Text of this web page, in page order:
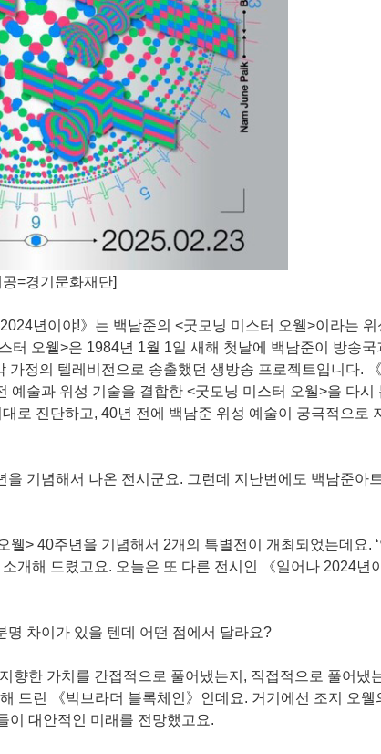
공=경기문화재단]
년이야!》는 백남준의 <굿모닝 미스터 오웰>이라는
터 오웰>은 1984년 1월 1일 새해 첫날에 백남준이 방송국
정의 텔레비전으로 송출했던 생방송 프로젝트입니다.
예술과 위성 기술을 결합한 <굿모닝 미스터 오웰>을 다시
로 진단하고, 40년 전에 백남준 위성 예술이 궁극적으로
기념해서 나온 전시군요. 그런데 지난번에도 백남준아
> 40주년을 기념해서 2개의 특별전이 개최되었는데요.
개해 드렸고요. 오늘은 또 다른 전시인 《일어나 2024년
차이가 있을 텐데 어떤 점에서 달라요?
한 가치를 간접적으로 풀어냈는지, 직접적으로 풀어냈
드린 《빅브라더 블록체인》인데요. 거기에선 조지 오웰
이 대안적인 미래를 전망했고요.